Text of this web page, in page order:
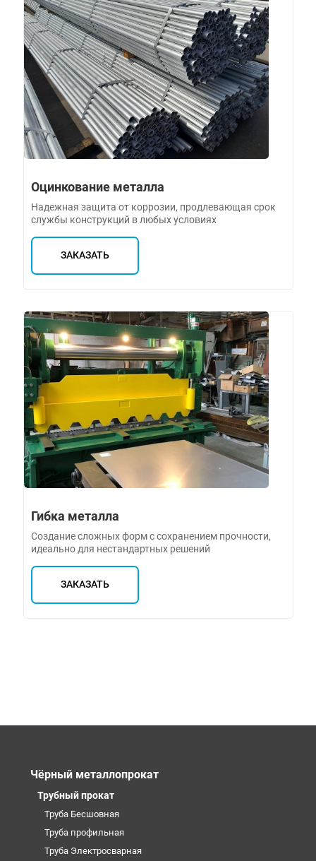
Оцинкование металла
Надежная защита от коррозии, продлевающая срок
службы конструкций в любых условиях
ЗАКАЗАТЬ
Гибка металла
Создание сложных форм с сохранением прочности,
идеально для нестандартных решений
ЗАКАЗАТЬ
Чёрный металлопрокат
Трубный прокат
Труба Бесшовная
Труба профильная
Труба Электросварная